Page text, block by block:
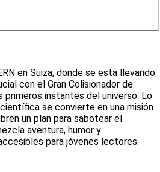
en Suiza, donde se está llevando
con el Gran Colisionador de
primeros instantes del universo. Lo
se convierte en una misión
un plan para sabotear el
aventura, humor y
para jóvenes lectores.